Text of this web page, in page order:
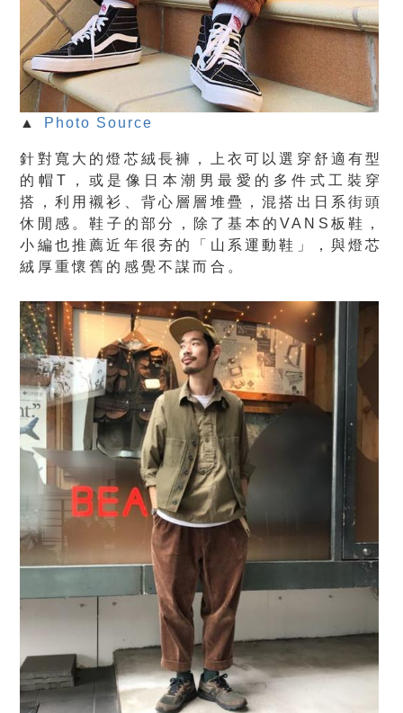
▲ Photo Source
針對寬大的燈芯絨長褲，上衣可以選穿舒適有型
的帽T，或是像日本潮男最愛的多件式工裝穿
搭，利用襯衫、背心層層堆疊，混搭出日系街頭
休閒感。鞋子的部分，除了基本的VANS板鞋，
小編也推薦近年很夯的「山系運動鞋」，與燈芯
絨厚重懷舊的感覺不謀而合。